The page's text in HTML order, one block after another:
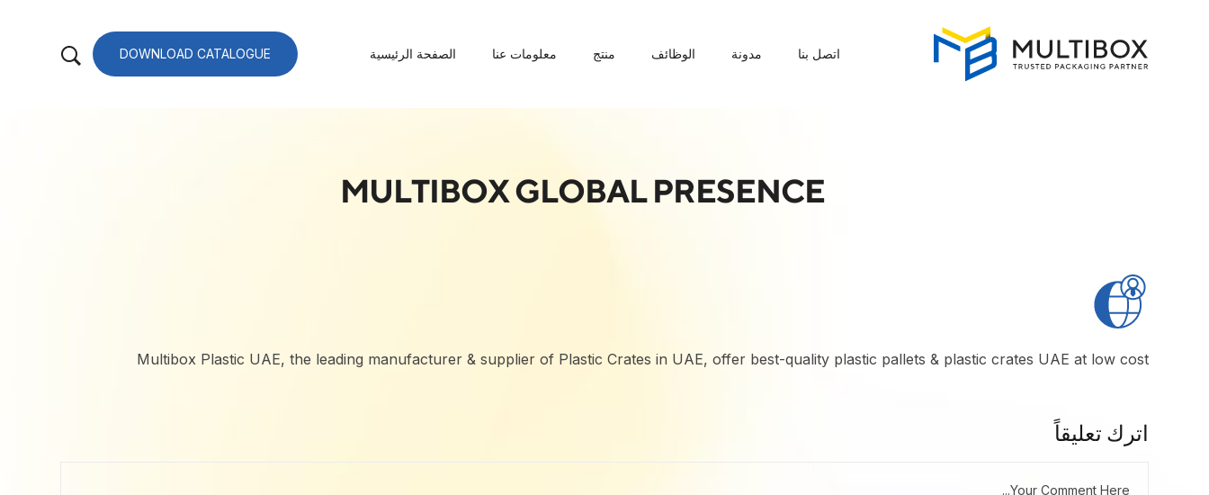
الصفحة الرئيسية معلومات عنا منتج الوظائف مدونة اتصل بنا DOWNLOAD CATALOGUE
MULTIBOX GLOBAL PRESENCE
Multibox Plastic UAE, the leading manufacturer & supplier of Plastic Crates in UAE, offer best-quality plastic pallets & plastic crates UAE at low cost
اترك تعليقاً